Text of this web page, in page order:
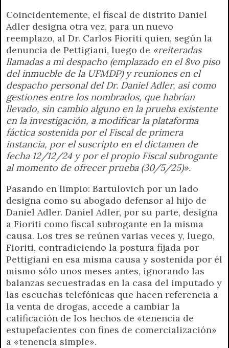
Coincidentemente, el fiscal de distrito Daniel
Adler designa otra vez, para un nuevo
reemplazo, al Dr. Carlos Fioriti quien, según la
denuncia de Pettigiani, luego de «reiteradas
llamadas a mi despacho (emplazado en el 8vo piso
del inmueble de la UFMDP) y reuniones en el
despacho personal del Dr. Daniel Adler, así como
gestiones entre los nombrados, que habrían
llevado, sin cambio alguno en la prueba existente
en la investigación, a modificar la plataforma
fáctica sostenida por el Fiscal de primera
instancia, por el suscripto en el dictamen de
fecha 12/12/24 y por el propio Fiscal subrogante
al momento de ofrecer prueba (30/5/25)».
Pasando en limpio: Bartulovich por un lado
designa como su abogado defensor al hijo de
Daniel Adler. Daniel Adler, por su parte, designa
a Fioriti como fiscal subrogante en la misma
causa. Los tres se reúnen varias veces y, luego,
Fioriti, contradiciendo la postura fijada por
Pettigiani en esa misma causa y sostenida por él
mismo sólo unos meses antes, ignorando las
balanzas secuestradas en la casa del imputado y
las escuchas telefónicas que hacen referencia a
la venta de drogas, accede a cambiar la
calificación de los hechos de «tenencia de
estupefacientes con fines de comercialización»
a «tenencia simple».